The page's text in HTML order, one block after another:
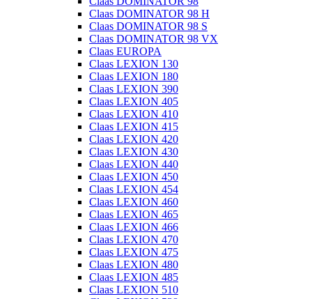
Claas DOMINATOR 98 H
Claas DOMINATOR 98 S
Claas DOMINATOR 98 VX
Claas EUROPA
Claas LEXION 130
Claas LEXION 180
Claas LEXION 390
Claas LEXION 405
Claas LEXION 410
Claas LEXION 415
Claas LEXION 420
Claas LEXION 430
Claas LEXION 440
Claas LEXION 450
Claas LEXION 454
Claas LEXION 460
Claas LEXION 465
Claas LEXION 466
Claas LEXION 470
Claas LEXION 475
Claas LEXION 480
Claas LEXION 485
Claas LEXION 510